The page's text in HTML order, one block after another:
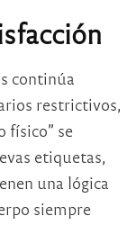
continúa
restrictivos,
físico” se
etiquetas,
una lógica
siempre